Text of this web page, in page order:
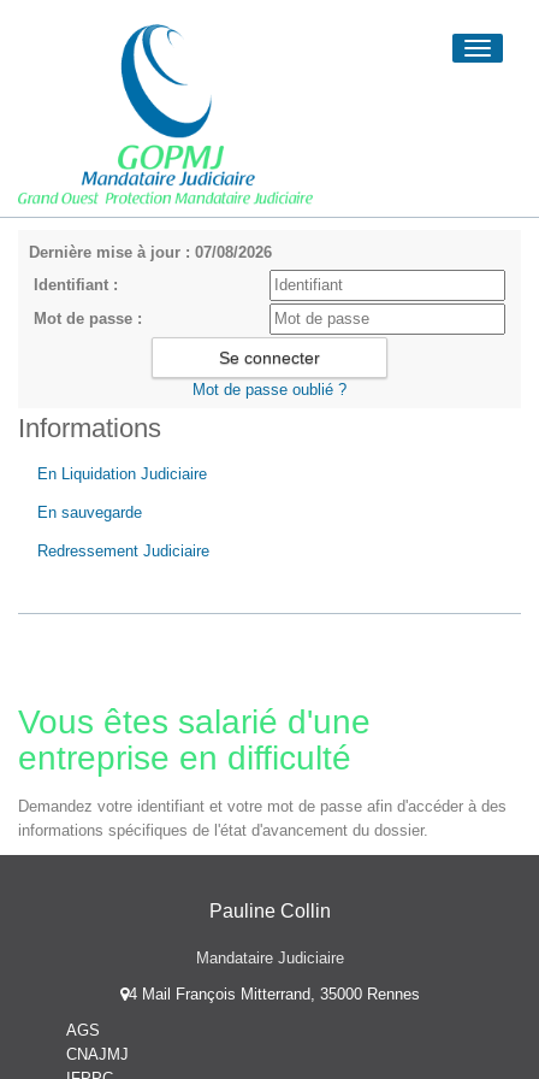
Toggle
Dernière mise à jour : 07/08/2026
Identifiant :
Mot de passe :
Mot de passe oublié ?
Informations
En Liquidation Judiciaire
En sauvegarde
Redressement Judiciaire
Vous êtes salarié d'une
entreprise en difficulté
Demandez votre identifiant et votre mot de passe afin d'accéder à des
informations spécifiques de l'état d'avancement du dossier.
Pauline Collin
Mandataire Judiciaire
4 Mail François Mitterrand, 35000 Rennes
AGS
CNAJMJ